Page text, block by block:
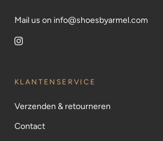
Mail us on info@shoesbyarmel.com
KLANTENSERVICE
Verzenden & retourneren
Contact